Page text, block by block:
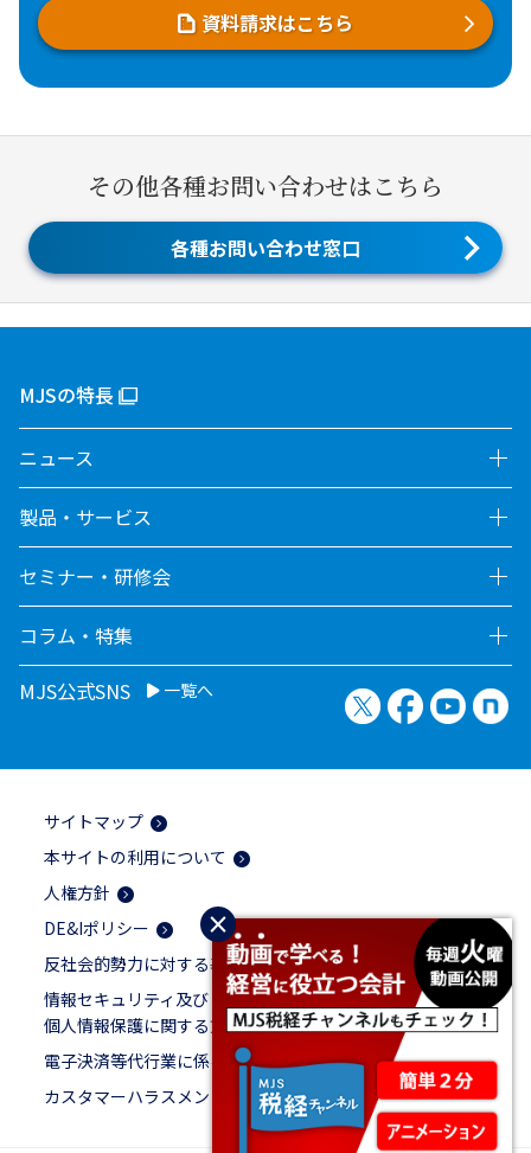
×
資料請求はこちら
その他各種お問い合わせはこちら
各種お問い合わせ窓口
MJSの特長
ニュース
製品・サービス
セミナー・研修会
コラム・特集
MJS公式SNS
一覧へ X（旧Twitter）
Facebook
サイトマップ
本サイトの利用について
人権方針
DE&Iポリシー
反社会的勢力に対する基本方針
情報セキュリティ及び
個人情報保護に関する方針
電子決済等代行業に係る表示
カスタマーハラスメントに対する基本方針